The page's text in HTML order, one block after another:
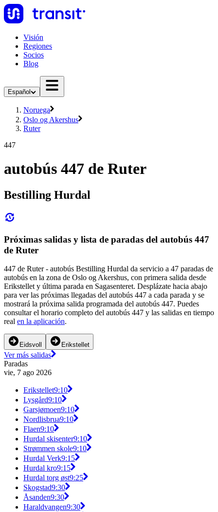
Visión
Regiones
Socios
Blog
Español
Noruega
Oslo og Akershus
Ruter
447
autobús 447 de Ruter
Bestilling Hurdal
Próximas salidas y lista de paradas del autobús 447
de Ruter
447 de Ruter - autobús Bestilling Hurdal da servicio a 47 paradas de
autobús en la zona de Oslo og Akershus, con primera salida desde
Erikstellet y última parada en Sagasenteret. Desplázate hacia abajo
para ver las próximas llegadas del autobús 447 a cada parada y se
mostrará la próxima salida programada del autobús 447. Puedes
consultar el horario completo del autobús 447 y las salidas en tiempo
real en la aplicación.
Eidsvoll Erikstellet
Ver más salidas
Paradas
vie, 7 ago 2026
Erikstellet9:10
Lysgård9:10
Garsjømoen9:10
Nordlisbrua9:10
Flaen9:10
Hurdal skisenter9:10
Strømmen skole9:10
Hurdal Verk9:15
Hurdal kro9:15
Hurdal torg øst9:25
Skogstad9:30
Åsanden9:30
Haraldvangen9:30